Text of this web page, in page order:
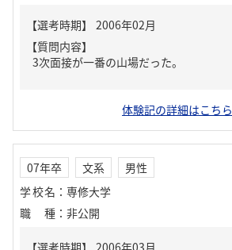
【質問内容】
3次面接が一番の山場だった。
体験記の詳細はこちら
07年卒 文系
男性
学校名 ： 専修大学
職種 ： 非公開